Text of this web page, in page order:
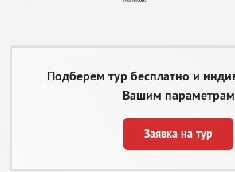
Подберем тур бесплатно и
Вашим параметрам
Заявка на тур